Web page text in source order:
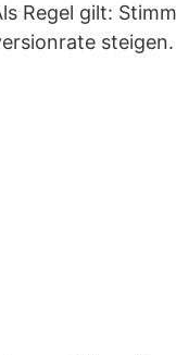
Regel gilt:
steigen.